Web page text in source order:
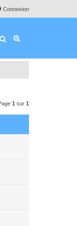
Connexion
Rechercher
1 sur 1